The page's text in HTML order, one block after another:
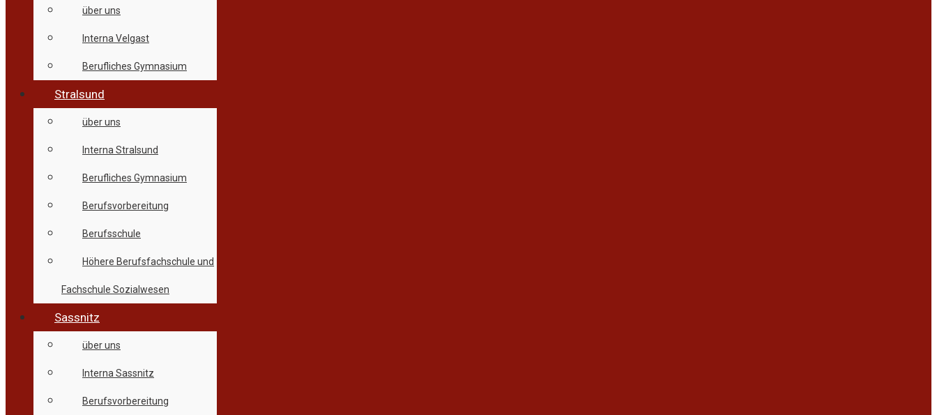
über uns
Interna Velgast
Berufliches Gymnasium
Stralsund
über uns
Interna Stralsund
Berufliches Gymnasium
Berufsvorbereitung
Berufsschule
Höhere Berufsfachschule und
Fachschule Sozialwesen
Sassnitz
über uns
Interna Sassnitz
Berufsvorbereitung